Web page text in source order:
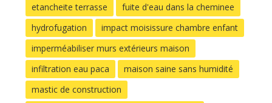
etancheite terrasse
fuite d'eau dans la cheminee
hydrofugation
impact moisissure chambre enfant
imperméabiliser murs extérieurs maison
infiltration eau paca
maison saine sans humidité
mastic de construction